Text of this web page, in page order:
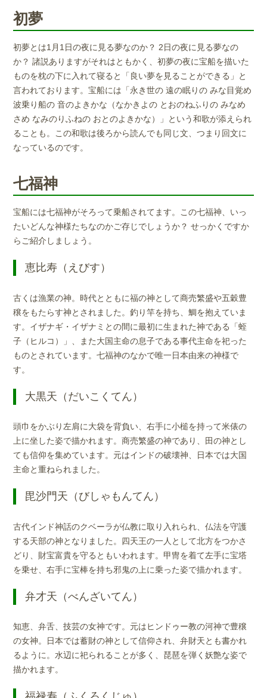
初夢
初夢とは1月1日の夜に見る夢なのか？ 2日の夜に見る夢なの
か？ 諸説ありますがそれはともかく、初夢の夜に宝船を描いた
ものを枕の下に入れて寝ると「良い夢を見ることができる」と
言われております。宝船には「永き世の 遠の眠りの みな目覚め
波乗り船の 音のよきかな（なかきよの とおのねふりの みなめ
さめ なみのりふねの おとのよきかな）」という和歌が添えられ
ることも。この和歌は後ろから読んでも同じ文、つまり回文に
なっているのです。
七福神
宝船には七福神がそろって乗船されてます。この七福神、いっ
たいどんな神様たちなのかご存じでしょうか？ せっかくですか
らご紹介しましょう。
恵比寿（えびす）
古くは漁業の神。時代とともに福の神として商売繁盛や五穀豊
穣をもたらす神とされました。釣り竿を持ち、鯛を抱えていま
す。イザナギ・イザナミとの間に最初に生まれた神である「蛭
子（ヒルコ）」、また大国主命の息子である事代主命を祀った
ものとされています。七福神のなかで唯一日本由来の神様で
す。
大黒天（だいこくてん）
頭巾をかぶり左肩に大袋を背負い、右手に小槌を持って米俵の
上に坐した姿で描かれます。商売繁盛の神であり、田の神とし
ても信仰を集めています。元はインドの破壊神、日本では大国
主命と重ねられました。
毘沙門天（びしゃもんてん）
古代インド神話のクベーラが仏教に取り入れられ、仏法を守護
する天部の神となりました。四天王の一人として北方をつかさ
どり、財宝富貴を守るともいわれます。甲冑を着て左手に宝塔
を乗せ、右手に宝棒を持ち邪鬼の上に乗った姿で描かれます。
弁才天（べんざいてん）
知恵、弁舌、技芸の女神です。元はヒンドゥー教の河神で豊穣
の女神。日本では蓄財の神として信仰され、弁財天とも書かれ
るように。水辺に祀られることが多く、琵琶を弾く妖艶な姿で
描かれます。